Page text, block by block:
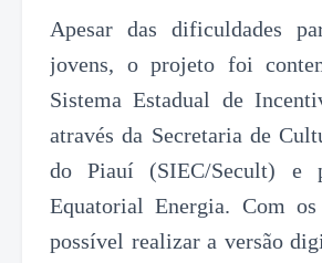
Apesar das dificuldades
jovens, o projeto foi
Sistema Estadual de
através da Secretaria de
do Piauí (SIEC/Secult) e
Equatorial Energia. Com
possível realizar a versão